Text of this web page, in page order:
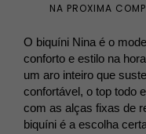
NA PROXIMA
O biquíni Nina é o
conforto e estilo na
um aro inteiro que
confortável, o top todo
com as alças fixas de
biquíni é a escolha